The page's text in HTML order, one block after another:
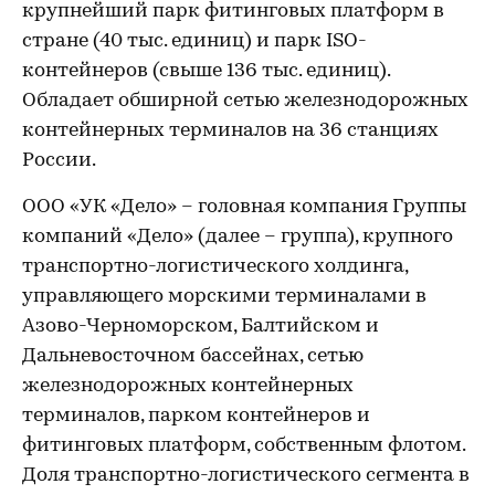
крупнейший парк фитинговых платформ в
стране (40 тыс. единиц) и парк ISO-
контейнеров (свыше 136 тыс. единиц).
Обладает обширной сетью железнодорожных
контейнерных терминалов на 36 станциях
России.
ООО «УК «Дело» – головная компания Группы
компаний «Дело» (далее – группа), крупного
транспортно-логистического холдинга,
управляющего морскими терминалами в
Азово-Черноморском, Балтийском и
Дальневосточном бассейнах, сетью
железнодорожных контейнерных
терминалов, парком контейнеров и
фитинговых платформ, собственным флотом.
Доля транспортно-логистического сегмента в